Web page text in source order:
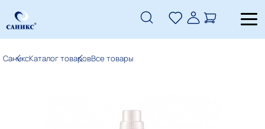
СаниксКаталог товаровВсе товары